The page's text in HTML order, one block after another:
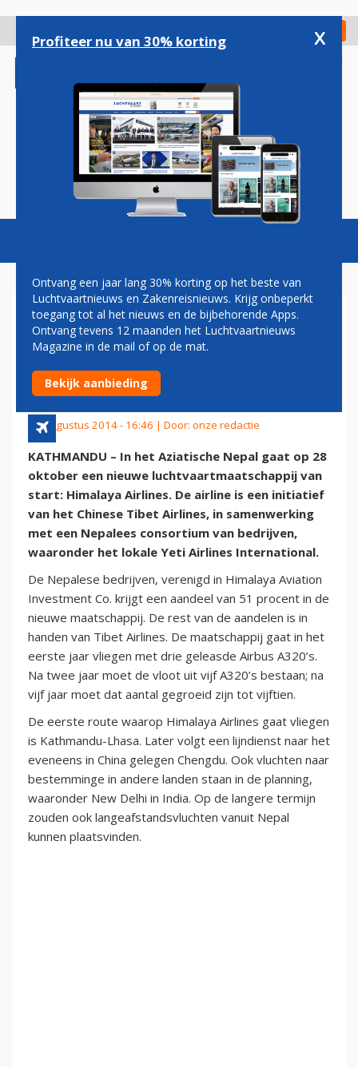
gaan
Check in
Magazine Podcasts Vacatures
NIEUWKOMER HIMALAYA
AIRLINES VAN START IN
NEPAL
23 augustus 2014 - 16:46 | Door: onze redactie
KATHMANDU – In het Aziatische Nepal gaat op 28
oktober een nieuwe luchtvaartmaatschappij van
start: Himalaya Airlines. De airline is een initiatief
van het Chinese Tibet Airlines, in samenwerking
met een Nepalees consortium van bedrijven,
waaronder het lokale Yeti Airlines International.
De Nepalese bedrijven, verenigd in Himalaya Aviation
Investment Co. krijgt een aandeel van 51 procent in de
nieuwe maatschappij. De rest van de aandelen is in
handen van Tibet Airlines. De maatschappij gaat in het
eerste jaar vliegen met drie geleasde Airbus A320’s.
Na twee jaar moet de vloot uit vijf A320’s bestaan; na
vijf jaar moet dat aantal gegroeid zijn tot vijftien.
De eerste route waarop Himalaya Airlines gaat vliegen
is Kathmandu-Lhasa. Later volgt een lijndienst naar het
eveneens in China gelegen Chengdu. Ook vluchten naar
bestemminge in andere landen staan in de planning,
waaronder New Delhi in India. Op de langere termijn
zouden ook langeafstandsvluchten vanuit Nepal
kunnen plaatsvinden.
Profiteer nu van 30% korting x
Ontvang een jaar lang 30% korting op het beste van
Luchtvaartnieuws en Zakenreisnieuws. Krijg onbeperkt
toegang tot al het nieuws en de bijbehorende Apps.
Ontvang tevens 12 maanden het Luchtvaartnieuws
Magazine in de mail of op de mat.
Bekijk aanbieding